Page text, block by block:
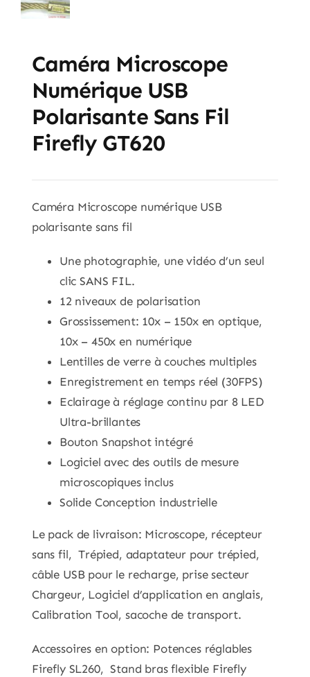
Caméra Microscope
Numérique USB
Polarisante Sans Fil
Firefly GT620
Caméra Microscope numérique USB
polarisante sans fil
Une photographie, une vidéo d’un seul
clic SANS FIL.
12 niveaux de polarisation
Grossissement: 10x – 150x en optique,
10x – 450x en numérique
Lentilles de verre à couches multiples
Enregistrement en temps réel (30FPS)
Eclairage à réglage continu par 8 LED
Ultra-brillantes
Bouton Snapshot intégré
Logiciel avec des outils de mesure
microscopiques inclus
Solide Conception industrielle
Le pack de livraison: Microscope, récepteur
sans fil, Trépied, adaptateur pour trépied,
câble USB pour le recharge, prise secteur
Chargeur, Logiciel d’application en anglais,
Calibration Tool, sacoche de transport.
Accessoires en option: Potences réglables
Firefly SL260, Stand bras flexible Firefly